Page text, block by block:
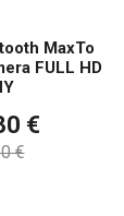
MaxTo
FULL HD
€
€